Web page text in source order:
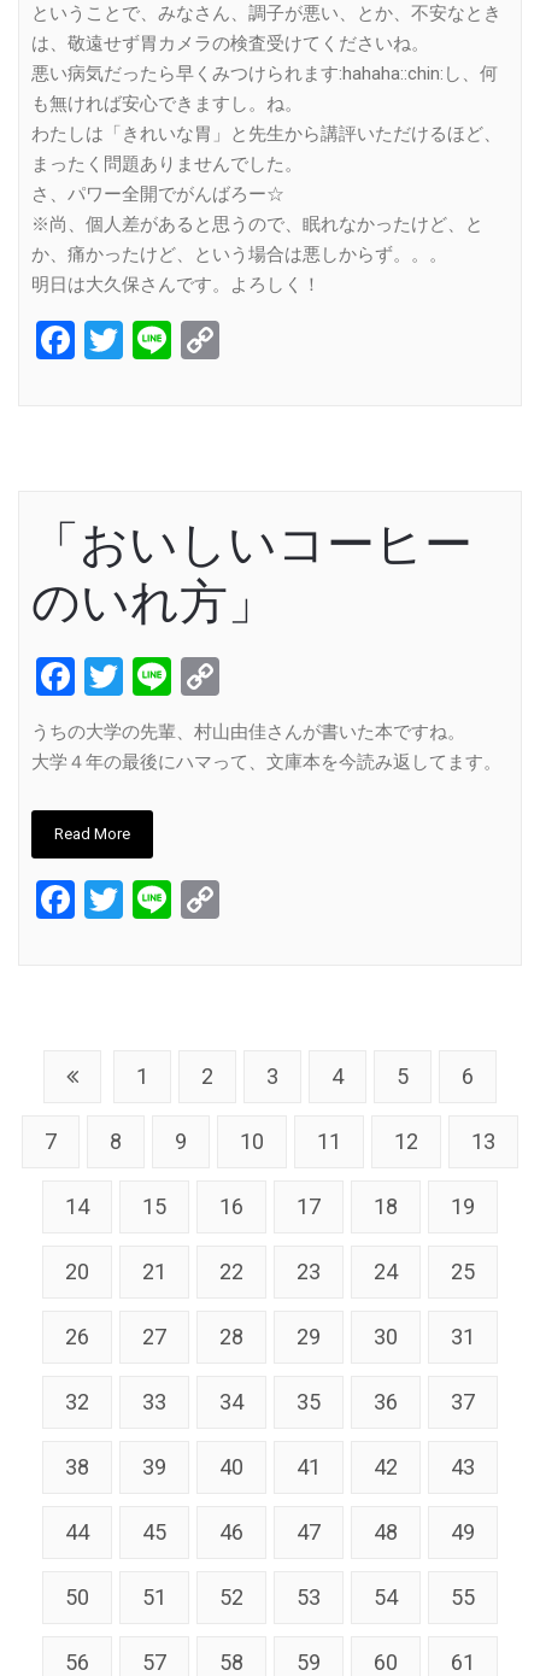
ということで、みなさん、調子が悪い、とか、不安なとき
は、敬遠せず胃カメラの検査受けてくださいね。
悪い病気だったら早くみつけられます:hahaha::chin:し、何
も無ければ安心できますし。ね。
わたしは「きれいな胃」と先生から講評いただけるほど、
まったく問題ありませんでした。
さ、パワー全開でがんばろー☆
※尚、個人差があると思うので、眠れなかったけど、と
か、痛かったけど、という場合は悪しからず。。。
明日は大久保さんです。よろしく！
Facebook
Twitter
Line
「おいしいコーヒー
のいれ方」
Facebook
Twitter
Line
Link
うちの大学の先輩、村山由佳さんが書いた本ですね。
大学４年の最後にハマって、文庫本を今読み返してます。
Read More
Facebook
Twitter
Line
1 2 3 4 5 6
7 8 9 10 11 12 13
14 15 16 17 18 19
20 21 22 23 24 25
26 27 28 29 30 31
32 33 34 35 36 37
38 39 40 41 42 43
44 45 46 47 48 49
50 51 52 53 54 55
56 57 58 59 60 61